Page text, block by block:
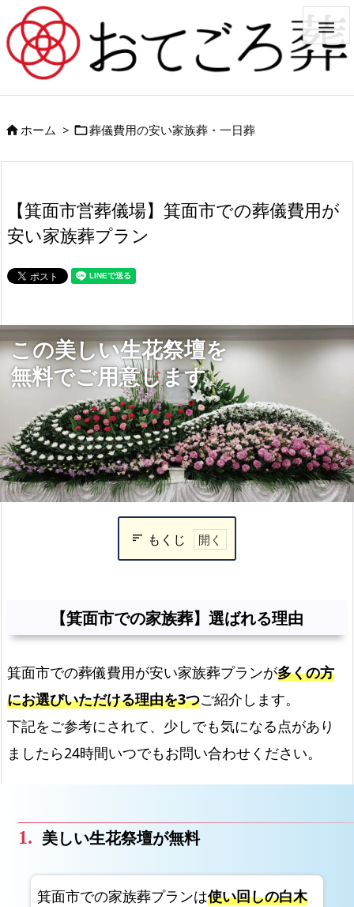

ホーム > 葬儀費用の安い家族葬・一日葬
【箕面市営葬儀場】箕面市での葬儀費用が
安い家族葬プラン
この美しい生花祭壇を
無料でご用意します
もくじ
【箕
市
で
家
族
選
ば
理
由
選
べ
【箕面市での家族葬】選ばれる理由
箕面市での葬儀費用が安い家族葬プランが多くの方
にお選びいただける理由を3つご紹介します。
下記をご参考にされて、少しでも気になる点があり
ましたら24時間いつでもお問い合わせください。
美しい生花祭壇が無料
箕面市での家族葬プランは使い回しの白木